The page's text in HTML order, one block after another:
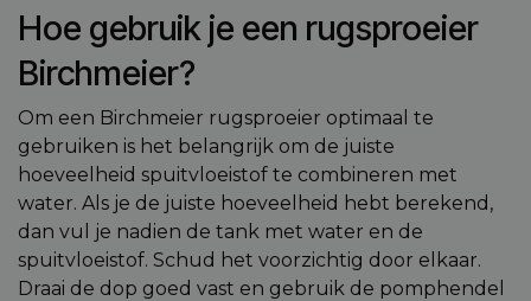
Hoe gebruik je een rugsproeier
Birchmeier?
Om een Birchmeier rugsproeier optimaal te
gebruiken is het belangrijk om de juiste
hoeveelheid spuitvloeistof te combineren met
water. Als je de juiste hoeveelheid hebt berekend,
dan vul je nadien de tank met water en de
spuitvloeistof. Schud het voorzichtig door elkaar.
Draai de dop goed vast en gebruik de pomphendel